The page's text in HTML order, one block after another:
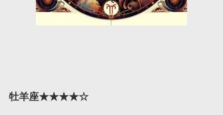
牡羊座★★★★☆